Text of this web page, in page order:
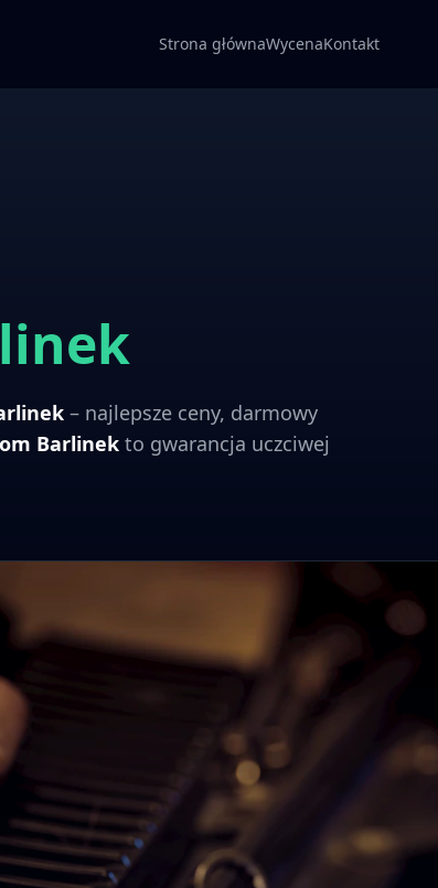
Strona głównaWycenaKontakt
– najlepsze ceny, darmowy
Barlinek to gwarancja uczciwej